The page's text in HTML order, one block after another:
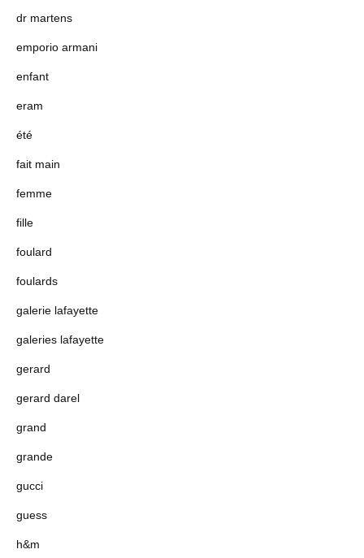
dr martens
emporio armani
enfant
eram
été
fait main
femme
fille
foulard
foulards
galerie lafayette
galeries lafayette
gerard
gerard darel
grand
grande
gucci
guess
h&m